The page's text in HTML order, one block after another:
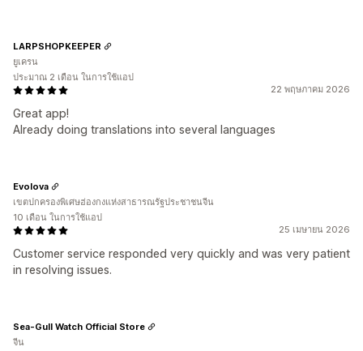
22 พฤษภาคม 2026
Great app!
Already doing translations into several languages
LARPSHOPKEEPER
ยูเครน
ประมาณ 2 เดือน ในการใช้แอป
25 เมษายน 2026
Customer service responded very quickly and was very patient
in resolving issues.
Evolova
เขตปกครองพิเศษฮ่องกงแห่งสาธารณรัฐประชาชนจีน
10 เดือน ในการใช้แอป
Sea-Gull Watch Official Store
จีน